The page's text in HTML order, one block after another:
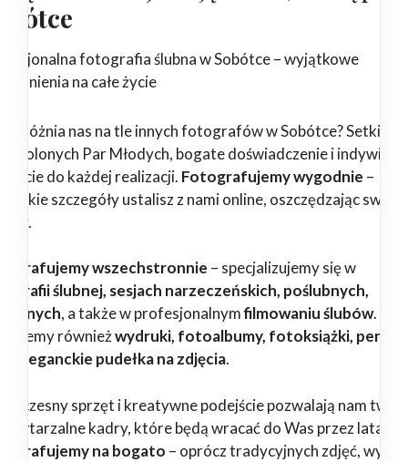
fotografia ślubna w Sobótce – wyjątkowe
na całe życie
wyróżnia nas na tle innych fotografów w Sobótce? Setki
Par Młodych, bogate doświadczenie i
do każdej realizacji. Fotografujemy wygodnie –
szczegóły ustalisz z nami online, oszczędzając swój
wszechstronnie – specjalizujemy się w
ślubnej, sesjach narzeczeńskich, poślubnych,
, a także w profesjonalnymfilmowaniu ślubów.
równieżwydruki, fotoalbumy, fotoksiążki,
eleganckie pudełka na zdjęcia.
sprzęt i kreatywne podejście pozwalają nam
kadry, które będą wracać do Was przez lata.
na bogato – oprócz tradycyjnych zdjęć,